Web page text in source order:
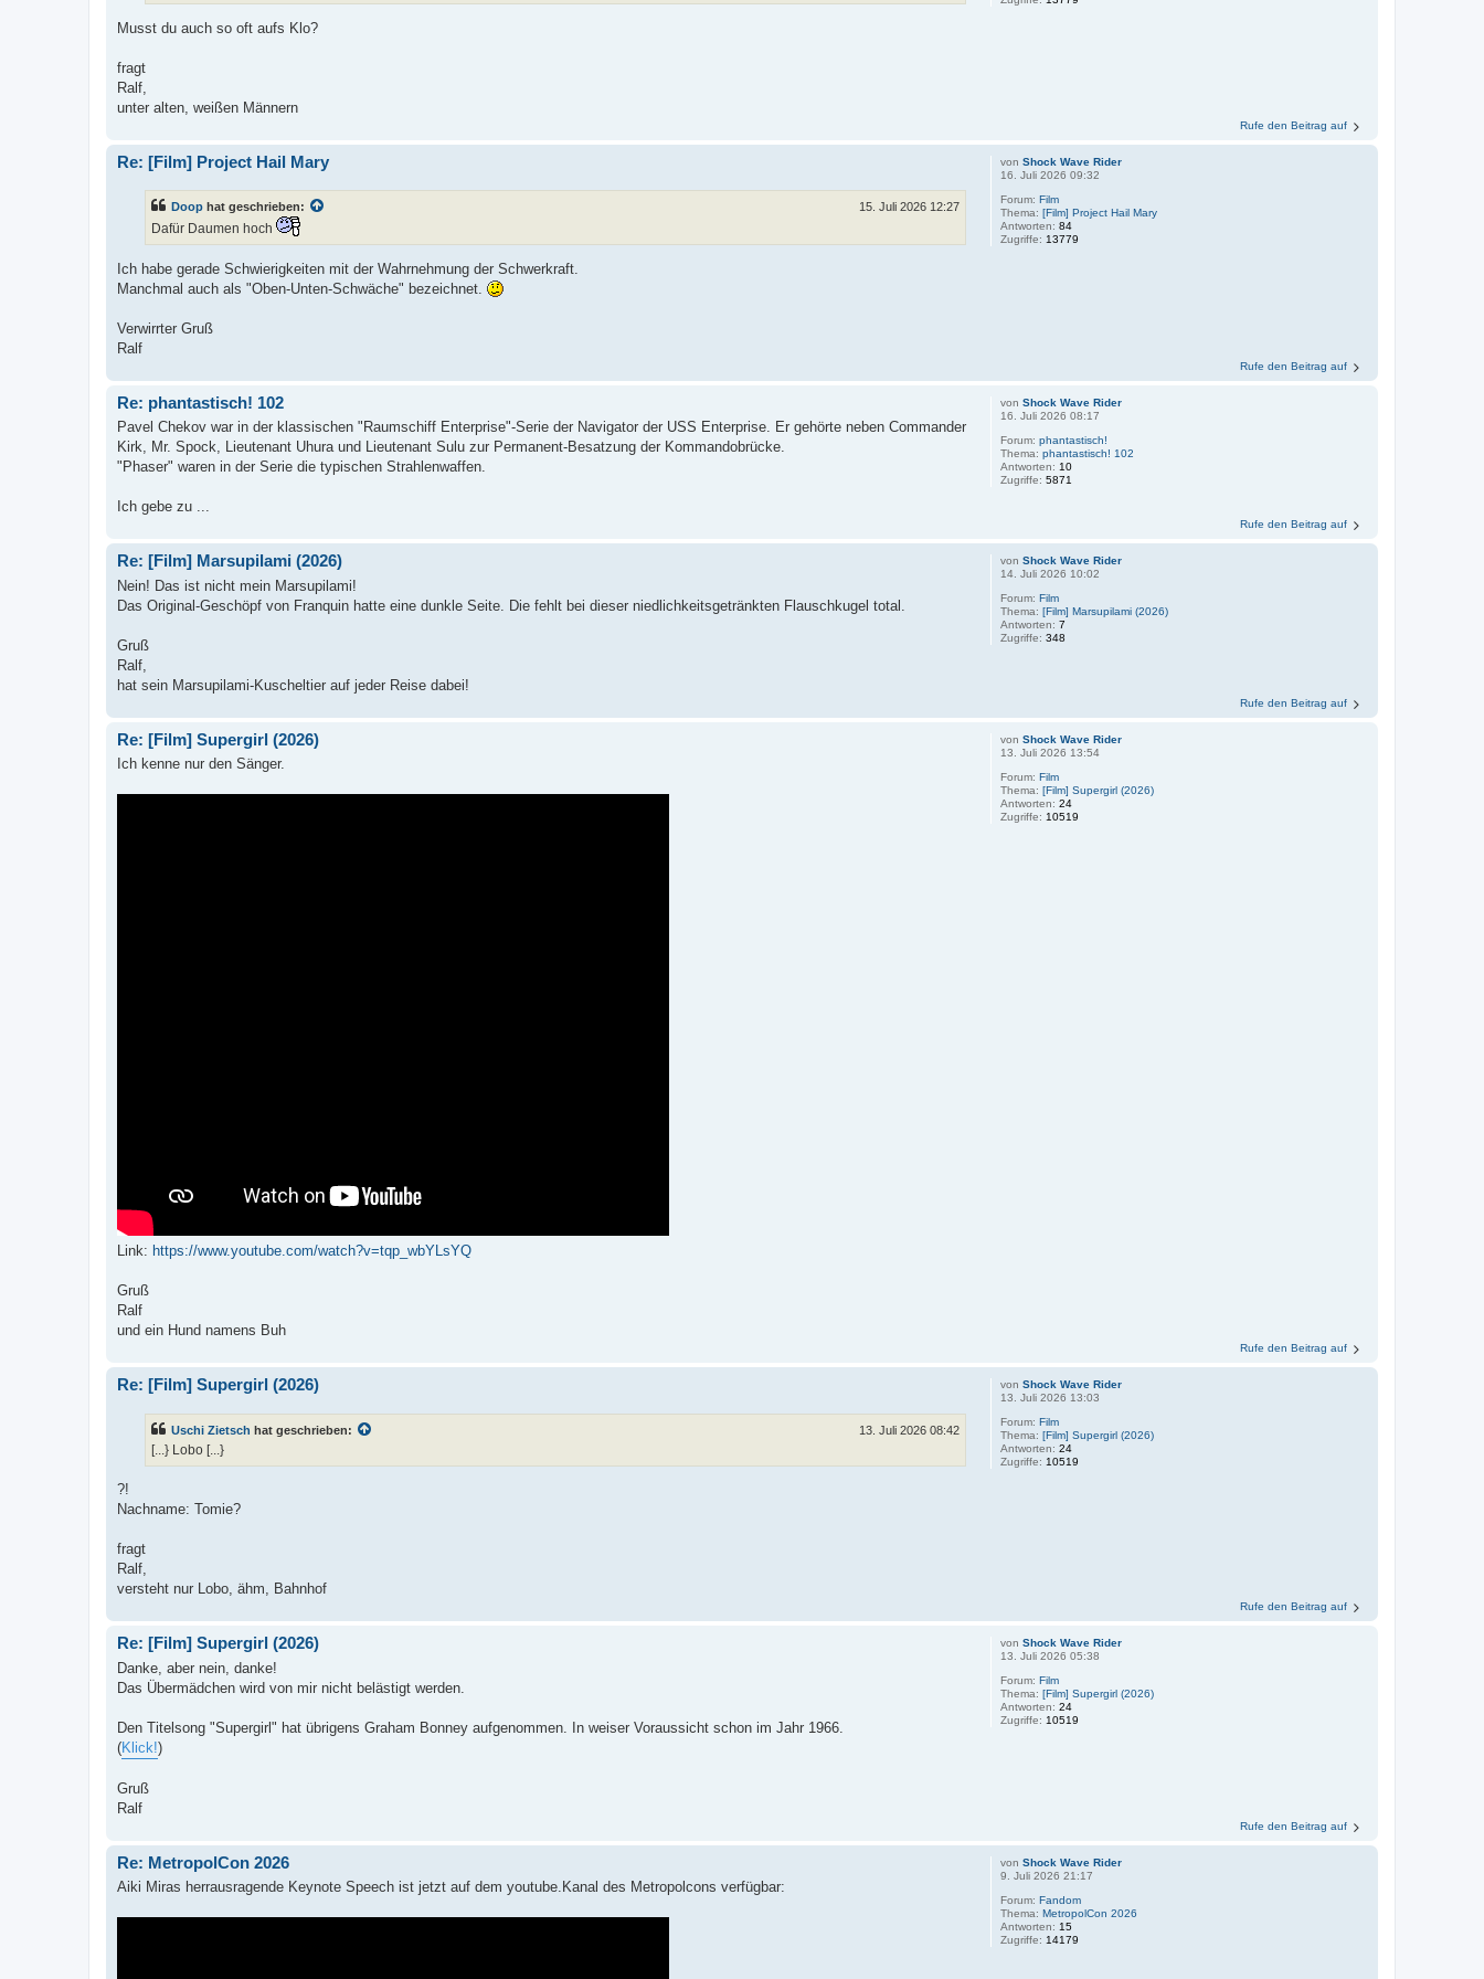
Musst du auch so oft aufs Klo?
fragt
Ralf,
unter alten, weißen Männern
Rufe den Beitrag auf
vonShock Wave Rider
16. Juli 2026 09:32
Forum:Film
Thema:[Film] Project Hail Mary
Antworten:84
Zugriffe: 13779
Re: [Film] Project Hail Mary
Doop hat geschrieben: 15. Juli 2026 12:27
Dafür Daumen hoch
Ich habe gerade Schwierigkeiten mit der Wahrnehmung der Schwerkraft.
Manchmal auch als "Oben-Unten-Schwäche" bezeichnet.
Verwirrter Gruß
Ralf
Rufe den Beitrag auf
vonShock Wave Rider
16. Juli 2026 08:17
Forum:phantastisch!
Thema:phantastisch! 102
Antworten: 10
Zugriffe:5871
Re: phantastisch! 102
Pavel Chekov war in der klassischen "Raumschiff Enterprise"-Serie der Navigator der USS Enterprise. Er gehörte neben Commander
Kirk, Mr. Spock, Lieutenant Uhura und Lieutenant Sulu zur Permanent-Besatzung der Kommandobrücke.
"Phaser" waren in der Serie die typischen Strahlenwaffen.
Ich gebe zu ...
Rufe den Beitrag auf
vonShock Wave Rider
14. Juli 2026 10:02
Forum:Film
Thema:[Film] Marsupilami (2026)
Antworten:7
Zugriffe:348
Re: [Film] Marsupilami (2026)
Nein! Das ist nicht mein Marsupilami!
Das Original-Geschöpf von Franquin hatte eine dunkle Seite. Die fehlt bei dieser niedlichkeitsgetränkten Flauschkugel total.
Gruß
Ralf,
hat sein Marsupilami-Kuscheltier auf jeder Reise dabei!
Rufe den Beitrag auf
vonShock Wave Rider
13. Juli 2026 13:54
Forum:Film
Thema:[Film] Supergirl (2026)
Antworten:24
Zugriffe: 10519
Re: [Film] Supergirl (2026)
Ich kenne nur den Sänger.
Link: https://www.youtube.com/watch?v=tqp_wbYLsYQ
Gruß
Ralf
und ein Hund namens Buh
Rufe den Beitrag auf
vonShock Wave Rider
13. Juli 2026 13:03
Forum:Film
Thema:[Film] Supergirl (2026)
Antworten:24
Zugriffe:10519
Re: [Film] Supergirl (2026)
Uschi Zietsch hat geschrieben: 13. Juli 2026 08:42
[...} Lobo [...}
?!
Nachname: Tomie?
fragt
Ralf,
versteht nur Lobo, ähm, Bahnhof
Rufe den Beitrag auf
vonShock Wave Rider
13. Juli 2026 05:38
Forum: Film
Thema: [Film] Supergirl (2026)
Antworten:24
Zugriffe:10519
Re: [Film] Supergirl (2026)
Danke, aber nein, danke!
Das Übermädchen wird von mir nicht belästigt werden.
Den Titelsong "Supergirl" hat übrigens Graham Bonney aufgenommen. In weiser Voraussicht schon im Jahr 1966.
(Klick!)
Gruß
Ralf
Rufe den Beitrag auf
vonShock Wave Rider
9. Juli 2026 21:17
Forum:Fandom
Thema:MetropolCon 2026
Antworten: 15
Zugriffe: 14179
Re: MetropolCon 2026
Aiki Miras herrausragende Keynote Speech ist jetzt auf dem youtube.Kanal des Metropolcons verfügbar: